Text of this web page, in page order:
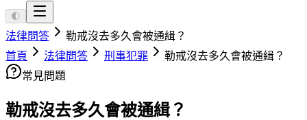
🌓
法律問答
勒戒沒去多久會被通緝？
首頁
法律問答 刑事犯罪
勒戒沒去多久會被通緝？
常見問題
勒戒沒去多久會被通緝？